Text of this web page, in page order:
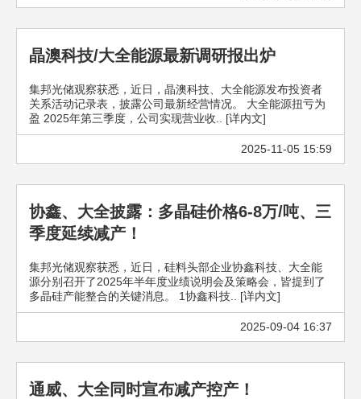
晶澳科技/大全能源最新调研报出炉
集邦光储观察获悉，近日，晶澳科技、大全能源发布投资者
关系活动记录表，披露公司最新经营情况。 大全能源扭亏为
盈 2025年第三季度，公司实现营业收.. [详内文]
2025-11-05 15:59
协鑫、大全披露：多晶硅价格6-8万/吨、三
季度延续减产！
集邦光储观察获悉，近日，硅料头部企业协鑫科技、大全能
源分别召开了2025年半年度业绩说明会及策略会，皆提到了
多晶硅产能整合的关键消息。 1协鑫科技.. [详内文]
2025-09-04 16:37
通威、大全同时宣布减产控产！